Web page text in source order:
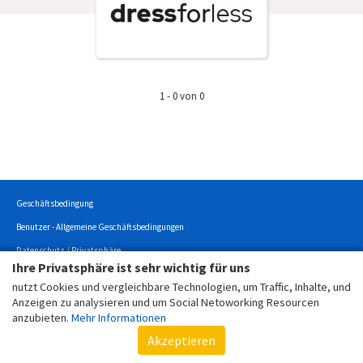
Ihre Privatsphäre ist sehr wichtig für uns
nutzt Cookies und vergleichbare Technologien, um Traffic, Inhalte, und
Anzeigen zu analysieren und um Social Netoworking Resourcen
anzubieten. Mehr Informationen
Akzeptieren
1 - 0 von 0
Geschäftsbedingung
Benutzer - Allgemeine Geschäftsbedingungen
Datenschutz / Privatsphäre
Cookierichtlinien
Impressum